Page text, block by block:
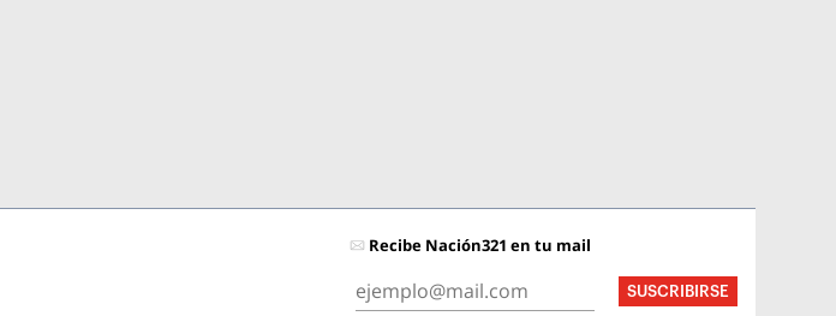
Recibe Nación321 en tu mail
SUSCRIBIRSE